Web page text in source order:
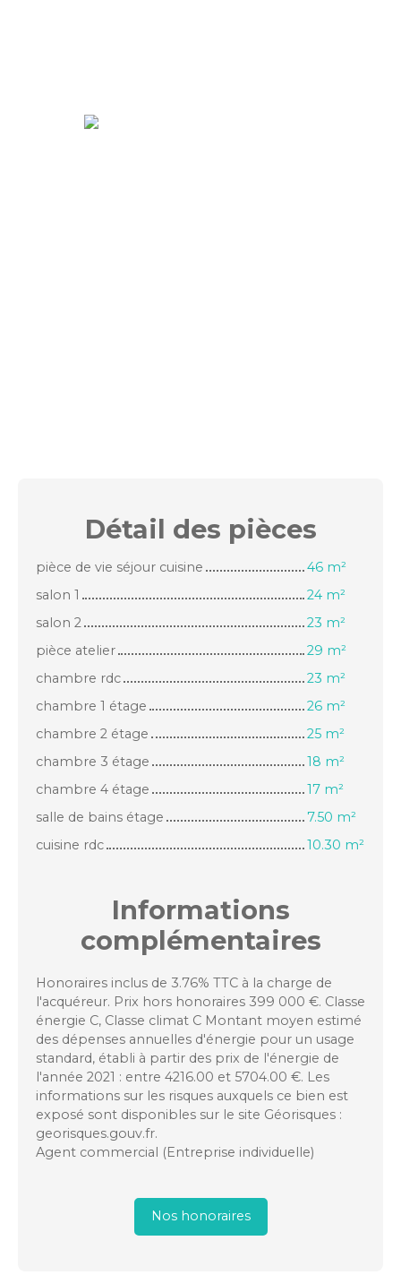
Détail des pièces
pièce de vie séjour cuisine
46 m²
salon 1
24 m²
salon 2
23 m²
pièce atelier
29 m²
chambre rdc
23 m²
chambre 1 étage
26 m²
chambre 2 étage
25 m²
chambre 3 étage
18 m²
chambre 4 étage
17 m²
salle de bains étage
7.50 m²
cuisine rdc
10.30 m²
Informations
complémentaires
Honoraires inclus de 3.76% TTC à la charge de
l'acquéreur. Prix hors honoraires 399 000 €. Classe
énergie C, Classe climat C Montant moyen estimé
des dépenses annuelles d'énergie pour un usage
standard, établi à partir des prix de l'énergie de
l'année 2021 : entre 4216.00 et 5704.00 €. Les
informations sur les risques auxquels ce bien est
exposé sont disponibles sur le site Géorisques :
georisques.gouv.fr.
Agent commercial (Entreprise individuelle)
Nos honoraires